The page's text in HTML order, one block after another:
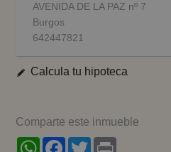
AVENIDA DE LA PAZ nº 7
Burgos
642447821
Calcula tu hipoteca
Comparte este inmueble
WhatsAppFacebook
Twitter